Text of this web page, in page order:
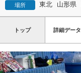
場所 東北 山形県
トップ 詳細データ